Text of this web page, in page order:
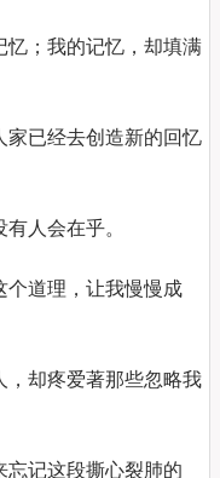
忆；我的记忆，却填满
家已经去创造新的回忆
人会在乎。
个道理，让我慢慢成
，却疼爱著那些忽略我
忘记这段撕心裂肺的